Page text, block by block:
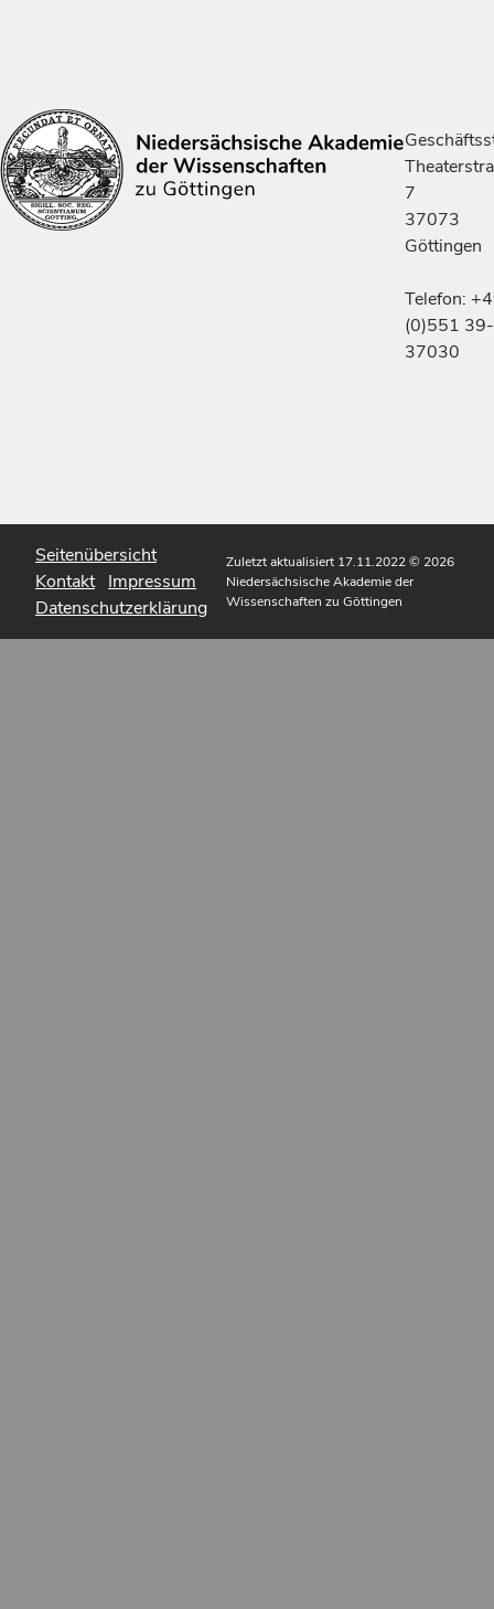
7
37073
Göttingen
Telefon:
(0)551 39-
37030
Seitenübersicht
Kontakt Impressum
Datenschutzerklärung
Zuletzt aktualisiert 17.11.2022© 2026
Niedersächsische Akademie der
Wissenschaften zu Göttingen